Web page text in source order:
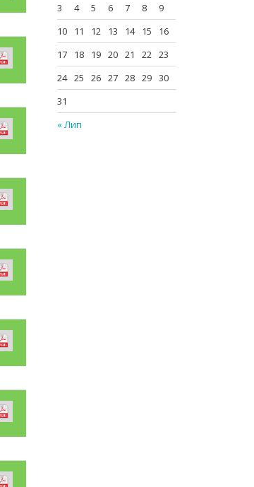
« Лип
3
4 5 6 7 8
9
10
11 12 13 14 15
16
17
18 19 20 21 22
23
24 25 26 27 28 29 30
31